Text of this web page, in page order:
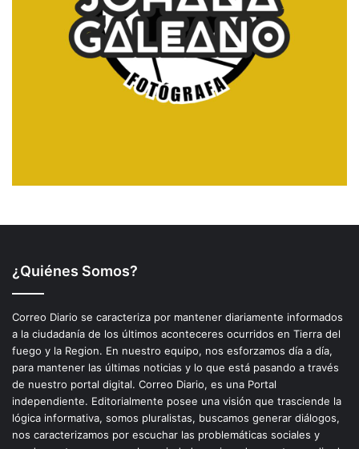
¿Quiénes Somos?
Correo Diario se caracteriza por mantener diariamente informados
a la ciudadanía de los últimos aconteceres ocurridos en Tierra del
fuego y la Region. En nuestro equipo, nos esforzamos día a día,
para mantener las últimas noticias y lo que está pasando a través
de nuestro portal digital. Correo Diario, es una Portal
independiente. Editorialmente posee una visión que trasciende la
lógica informativa, somos pluralistas, buscamos generar diálogos,
nos caracterizamos por escuchar las problemáticas sociales y